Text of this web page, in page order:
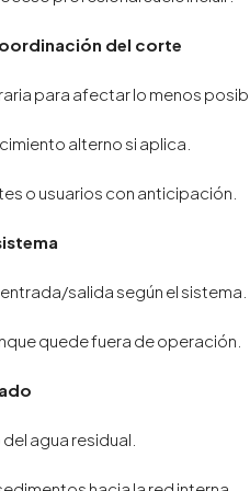
del corte
para afectar lo menos
alterno si aplica.
o usuarios con anticipación.
salida según el sistema.
quede fuera de operación.
agua residual.